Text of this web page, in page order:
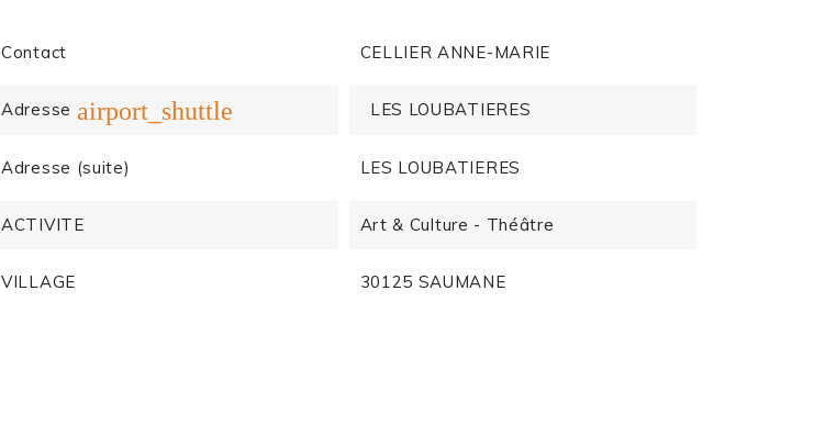
Contact CELLIER ANNE-MARIE
Adresse airport_shuttle LES LOUBATIERES
Adresse (suite) LES LOUBATIERES
ACTIVITE Art & Culture - Théâtre
VILLAGE 30125 SAUMANE